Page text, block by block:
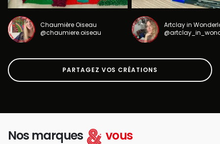
Chaumière Oiseau
@chaumiere.oiseau
Artclay in
PARTAGEZ VOS CRÉATIONS
Nos marques vous